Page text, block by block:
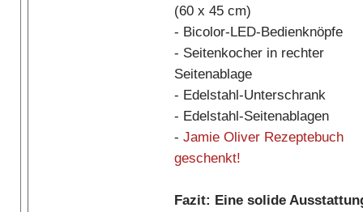
(60 x 45 cm)
- Bicolor-LED-Bedienknöpfe
- Seitenkocher in rechter
Seitenablage
- Edelstahl-Unterschrank
- Edelstahl-Seitenablagen
- Jamie Oliver Rezeptebuch
geschenkt!
Fazit: Eine solide